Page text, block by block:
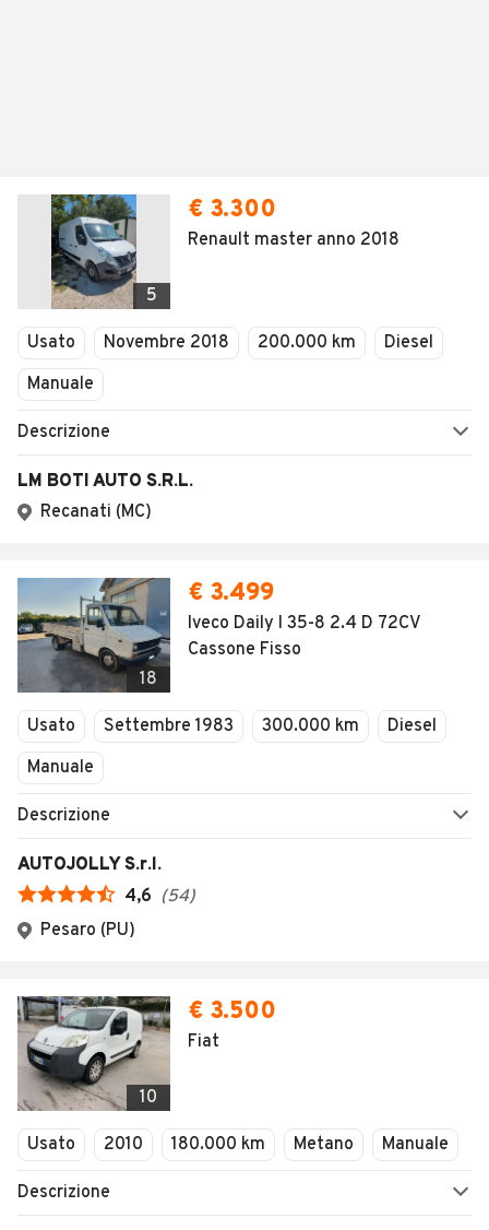
5
€ 3.300
Renault master anno 2018
Usato Novembre 2018 200.000 km
Diesel
Manuale
Descrizione
LM BOTI AUTO S.R.L.
Recanati (MC)
18
€ 3.499
Iveco Daily I 35-8 2.4 D 72CV
Cassone Fisso
Usato Settembre 1983 300.000 km
Diesel
Manuale
Descrizione
AUTOJOLLY S.r.l.
4,6 (54)
Pesaro (PU)
10
€ 3.500
Fiat
Usato 2010 180.000 km Metano Manuale
Descrizione